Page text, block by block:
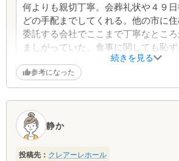
続きを見る
何よりも親切丁寧。会葬礼状や４９
どの手配までしてくれる。他の市に
委託する会社でここまで丁寧なとこ
ましがっていた。食事に関しても恥
た。施設自体は市営のものなので、建
の暗さは感じる。しかしそれを補っ
員たちの対応がいい。スタッフは親
縁が無く、どうしていいか分からな
な事まで教えてくれる。何でもいいか
る価値はある。近所の人にも何かの時
る。病院から自宅に戻るまでの寝台車
った。
参考になった
静か
投稿先： クレアーレホール